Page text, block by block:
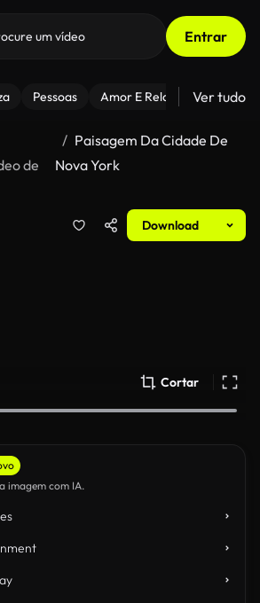
Entrar
Pessoas Amor E Relacionamentos
Ver tudo
de
Paisagem Da Cidade De
Nova York
Download
Cortar
imagem com IA.